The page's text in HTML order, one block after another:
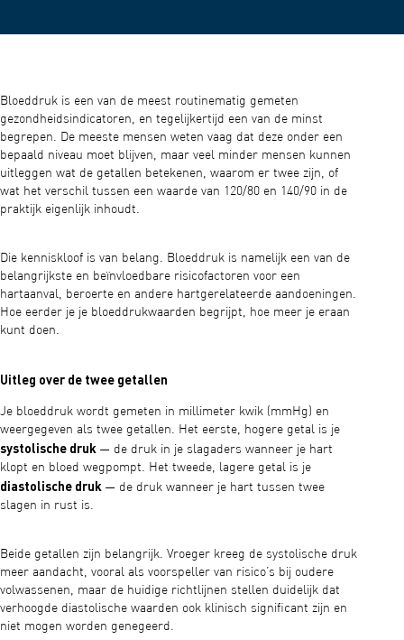
Bloeddruk is een van de meest routinematig gemeten
gezondheidsindicatoren, en tegelijkertijd een van de minst
begrepen. De meeste mensen weten vaag dat deze onder een
bepaald niveau moet blijven, maar veel minder mensen kunnen
uitleggen wat de getallen betekenen, waarom er twee zijn, of
wat het verschil tussen een waarde van 120/80 en 140/90 in de
praktijk eigenlijk inhoudt.
Die kenniskloof is van belang. Bloeddruk is namelijk een van de
belangrijkste en beïnvloedbare risicofactoren voor een
hartaanval, beroerte en andere hartgerelateerde aandoeningen.
Hoe eerder je je bloeddrukwaarden begrijpt, hoe meer je eraan
kunt doen.
Uitleg over de twee getallen
Je bloeddruk wordt gemeten in millimeter kwik (mmHg) en
weergegeven als twee getallen. Het eerste, hogere getal is je
systolische druk — de druk in je slagaders wanneer je hart
klopt en bloed wegpompt. Het tweede, lagere getal is je
diastolische druk — de druk wanneer je hart tussen twee
slagen in rust is.
Beide getallen zijn belangrijk. Vroeger kreeg de systolische druk
meer aandacht, vooral als voorspeller van risico’s bij oudere
volwassenen, maar de huidige richtlijnen stellen duidelijk dat
verhoogde diastolische waarden ook klinisch significant zijn en
niet mogen worden genegeerd.